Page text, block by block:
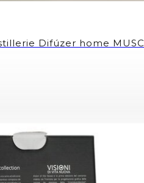
Difúzer home